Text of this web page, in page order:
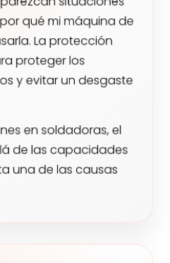
situaciones
qué mi máquina de
La protección
proteger los
y evitar un desgaste
en soldadoras, el
de las capacidades
una de las causas